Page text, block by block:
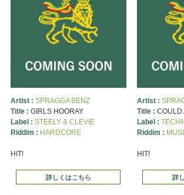
Artist : SPRAGGA BENZ
Title : GIRLS HOORAY
Label : STEELY & CLEVIE
Riddim : HARDCORE
HIT!
詳しくはこちら
Artist :
Title : COULD
Label :
Riddim :
HIT!
詳